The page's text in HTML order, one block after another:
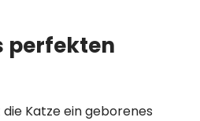
perfekten
Katze ein geborenes